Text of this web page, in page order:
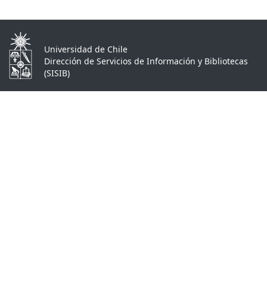
Universidad de Chile
Dirección de Servicios de Información y Bibliotecas
(SISIB)